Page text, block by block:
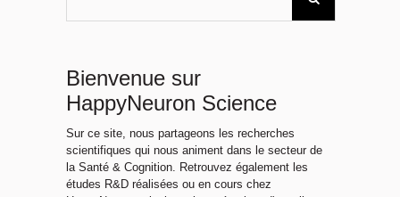
Bienvenue sur
HappyNeuron Science
Sur ce site, nous partageons les recherches
scientifiques qui nous animent dans le secteur de
la Santé & Cognition. Retrouvez également les
études R&D réalisées ou en cours chez